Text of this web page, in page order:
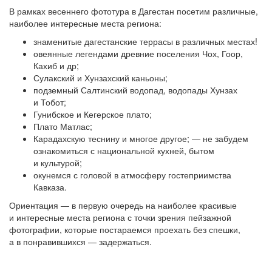
В рамках весеннего фототура в Дагестан посетим различные,
наиболее интересные места региона:
знаменитые дагестанские террасы в различных местах!
овеянные легендами древние поселения Чох, Гоор,
Кахиб и др;
Сулакский и Хунзахский каньоны;
подземный Салтинский водопад, водопады Хунзах
и Тобот;
Гунибское и Кегерское плато;
Плато Матлас;
Карадахскую теснину и многое другое; — не забудем
ознакомиться с национальной кухней, бытом
и культурой;
окунемся с головой в атмосферу гостеприимства
Кавказа.
Ориентация — в первую очередь на наиболее красивые
и интересные места региона с точки зрения пейзажной
фотографии, которые постараемся проехать без спешки,
а в понравившихся — задержаться.